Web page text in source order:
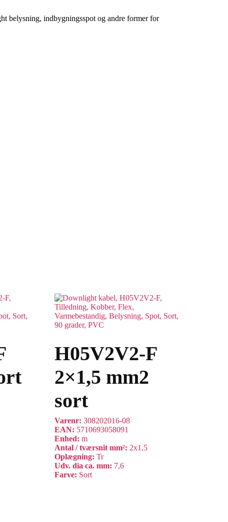
belysning, indbygningsspot og andre former for
H05V2V2-F
2×1,5 mm2
sort
Varenr: 308202016-08
EAN: 5710693058091
Enhed: m
Antal / tværsnit mm²: 2x1,5
Oplægning: Tr
Udv. dia ca. mm: 7,6
Farve: Sort